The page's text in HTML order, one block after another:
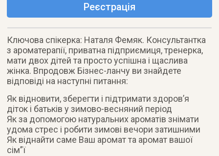
Реєстрація
Ключова спікерка: Наталя Фемяк. Консультантка
з ароматерапії, приватна підприємиця, тренерка,
мати двох дітей та просто успішна і щаслива
жінка. Впродовж Бізнес-ланчу ви знайдете
відповіді на наступні питання:
Як відновити, зберегти і підтримати здоров’я
діток і батьків у зимово-весняний період
Як за допомогою натуральних ароматів знімати
удома стрес і робити зимові вечори затишними
Як віднайти саме Ваш аромат та аромат вашої
сім”ї